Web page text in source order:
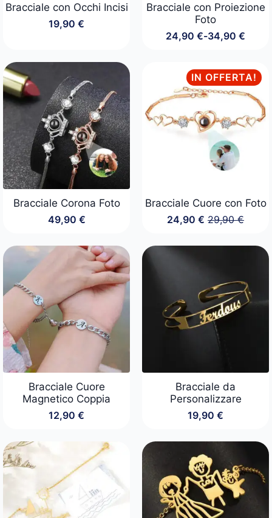
Bracciale con Occhi Incisi
19,90 €
Bracciale con Proiezione
Foto
24,90 €-34,90 €
Fascia
da
24,90 €
a
34,90 €
Bracciale Corona Foto
49,90 €
IN OFFERTA!
Bracciale Cuore con Foto
29,90€
Il
originale
24,90€ Il
attuale
Bracciale Cuore
Magnetico Coppia
12,90 €
Bracciale da
Personalizzare
19,90 €